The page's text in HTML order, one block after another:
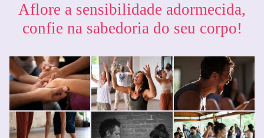
Aflore a sensibilidade adormecida,
confie na sabedoria do seu corpo!